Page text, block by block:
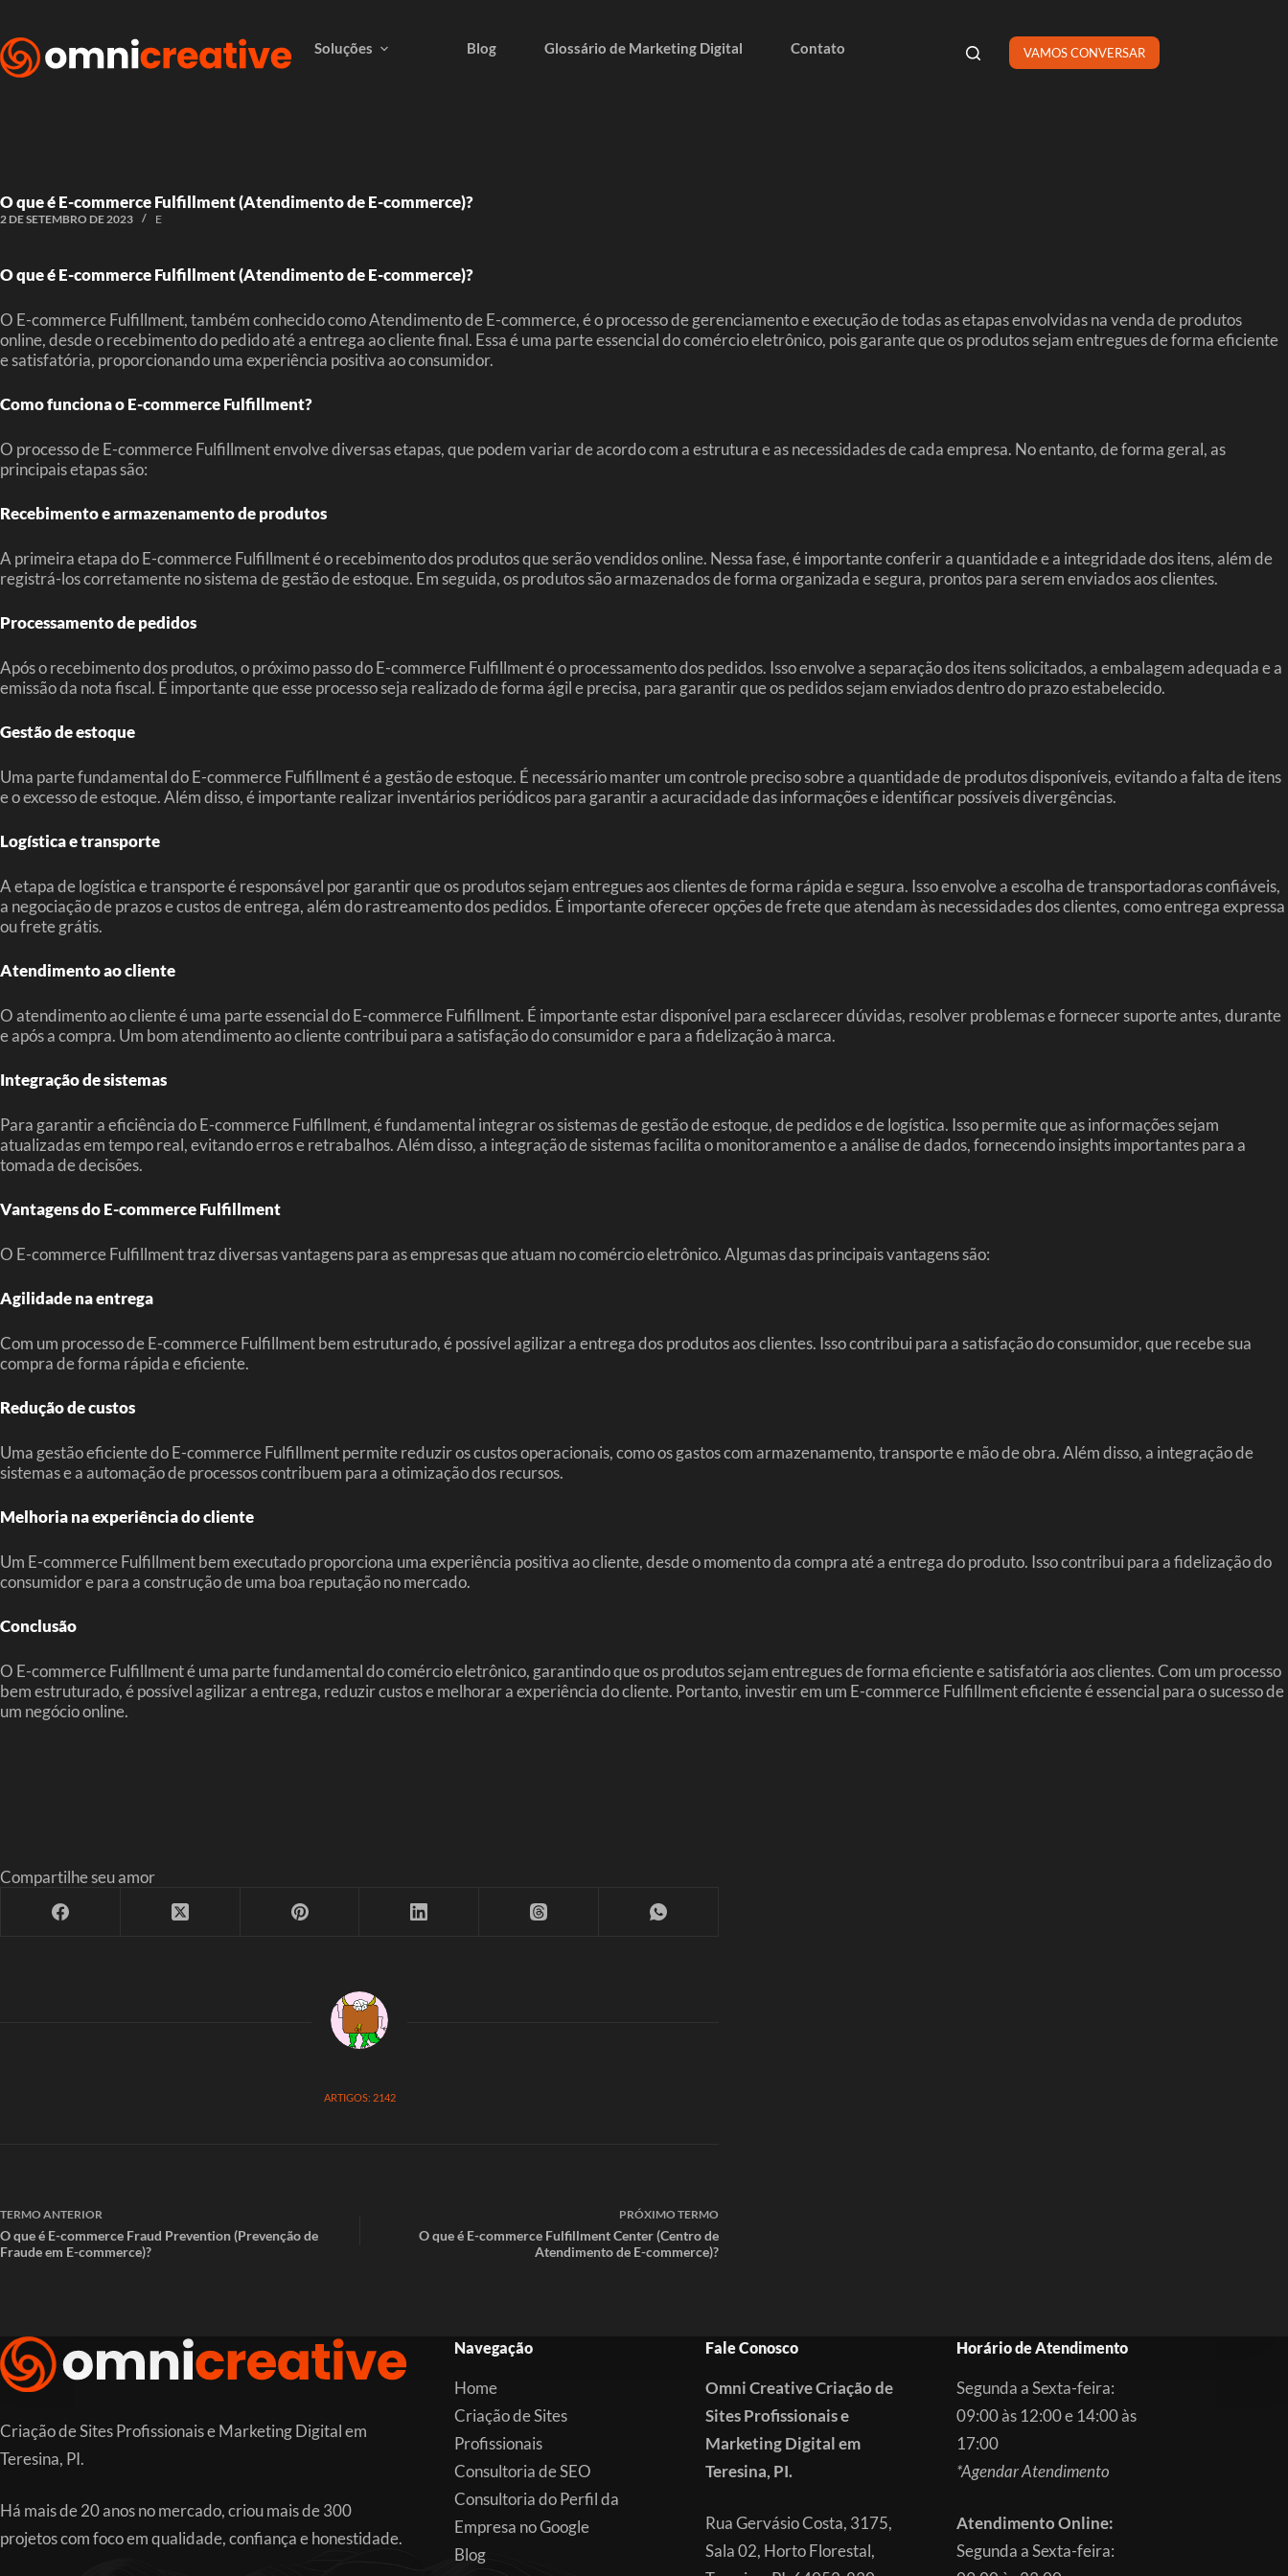
Soluções Blog Glossário de Marketing Digital Contato VAMOS CONVERSAR
O que é E-commerce Fulfillment (Atendimento de E-commerce)?
2 DE SETEMBRO DE 2023 E
O que é E-commerce Fulfillment (Atendimento de E-commerce)?
O E-commerce Fulfillment, também conhecido como Atendimento de E-commerce, é o processo de gerenciamento e execução de todas as etapas envolvidas na venda de produtos
online, desde o recebimento do pedido até a entrega ao cliente final. Essa é uma parte essencial do comércio eletrônico, pois garante que os produtos sejam entregues de forma eficiente
e satisfatória, proporcionando uma experiência positiva ao consumidor.
Como funciona o E-commerce Fulfillment?
O processo de E-commerce Fulfillment envolve diversas etapas, que podem variar de acordo com a estrutura e as necessidades de cada empresa. No entanto, de forma geral, as
principais etapas são:
Recebimento e armazenamento de produtos
A primeira etapa do E-commerce Fulfillment é o recebimento dos produtos que serão vendidos online. Nessa fase, é importante conferir a quantidade e a integridade dos itens, além de
registrá-los corretamente no sistema de gestão de estoque. Em seguida, os produtos são armazenados de forma organizada e segura, prontos para serem enviados aos clientes.
Processamento de pedidos
Após o recebimento dos produtos, o próximo passo do E-commerce Fulfillment é o processamento dos pedidos. Isso envolve a separação dos itens solicitados, a embalagem adequada e a
emissão da nota fiscal. É importante que esse processo seja realizado de forma ágil e precisa, para garantir que os pedidos sejam enviados dentro do prazo estabelecido.
Gestão de estoque
Uma parte fundamental do E-commerce Fulfillment é a gestão de estoque. É necessário manter um controle preciso sobre a quantidade de produtos disponíveis, evitando a falta de itens
e o excesso de estoque. Além disso, é importante realizar inventários periódicos para garantir a acuracidade das informações e identificar possíveis divergências.
Logística e transporte
A etapa de logística e transporte é responsável por garantir que os produtos sejam entregues aos clientes de forma rápida e segura. Isso envolve a escolha de transportadoras confiáveis,
a negociação de prazos e custos de entrega, além do rastreamento dos pedidos. É importante oferecer opções de frete que atendam às necessidades dos clientes, como entrega expressa
ou frete grátis.
Atendimento ao cliente
O atendimento ao cliente é uma parte essencial do E-commerce Fulfillment. É importante estar disponível para esclarecer dúvidas, resolver problemas e fornecer suporte antes, durante
e após a compra. Um bom atendimento ao cliente contribui para a satisfação do consumidor e para a fidelização à marca.
Integração de sistemas
Para garantir a eficiência do E-commerce Fulfillment, é fundamental integrar os sistemas de gestão de estoque, de pedidos e de logística. Isso permite que as informações sejam
atualizadas em tempo real, evitando erros e retrabalhos. Além disso, a integração de sistemas facilita o monitoramento e a análise de dados, fornecendo insights importantes para a
tomada de decisões.
Vantagens do E-commerce Fulfillment
O E-commerce Fulfillment traz diversas vantagens para as empresas que atuam no comércio eletrônico. Algumas das principais vantagens são:
Agilidade na entrega
Com um processo de E-commerce Fulfillment bem estruturado, é possível agilizar a entrega dos produtos aos clientes. Isso contribui para a satisfação do consumidor, que recebe sua
compra de forma rápida e eficiente.
Redução de custos
Uma gestão eficiente do E-commerce Fulfillment permite reduzir os custos operacionais, como os gastos com armazenamento, transporte e mão de obra. Além disso, a integração de
sistemas e a automação de processos contribuem para a otimização dos recursos.
Melhoria na experiência do cliente
Um E-commerce Fulfillment bem executado proporciona uma experiência positiva ao cliente, desde o momento da compra até a entrega do produto. Isso contribui para a fidelização do
consumidor e para a construção de uma boa reputação no mercado.
Conclusão
O E-commerce Fulfillment é uma parte fundamental do comércio eletrônico, garantindo que os produtos sejam entregues de forma eficiente e satisfatória aos clientes. Com um processo
bem estruturado, é possível agilizar a entrega, reduzir custos e melhorar a experiência do cliente. Portanto, investir em um E-commerce Fulfillment eficiente é essencial para o sucesso de
um negócio online.
Compartilhe seu amor
ARTIGOS: 2142
TERMO ANTERIOR
O que é E-commerce Fraud Prevention (Prevenção de
Fraude em E-commerce)?
PRÓXIMO TERMO
O que é E-commerce Fulfillment Center (Centro de
Atendimento de E-commerce)?
Criação de Sites Profissionais e Marketing Digital em
Teresina, PI.
Há mais de 20 anos no mercado, criou mais de 300
projetos com foco em qualidade, confiança e honestidade.
Navegação
Home
Criação de Sites
Profissionais
Consultoria de SEO
Consultoria do Perfil da
Empresa no Google
Blog
Fale Conosco
Omni Creative Criação de
Sites Profissionais e
Marketing Digital em
Teresina, PI.
Rua Gervásio Costa, 3175,
Sala 02, Horto Florestal,
Horário de Atendimento
Segunda a Sexta-feira:
09:00 às 12:00 e 14:00 às
17:00
*Agendar Atendimento
Atendimento Online:
Segunda a Sexta-feira: